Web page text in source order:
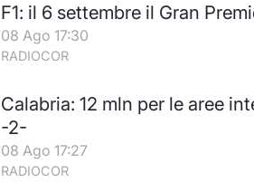
F1: il 6 settembre il Gran
08 Ago 17:30
RADIOCOR
Calabria: 12 mln per le aree
-2-
08 Ago 17:27
RADIOCOR